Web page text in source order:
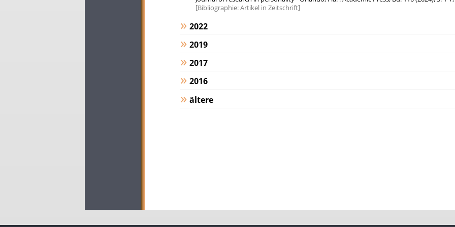
Bibliographie:Artikel in Zeitschrift
2022
2019
2017
2016
ältere